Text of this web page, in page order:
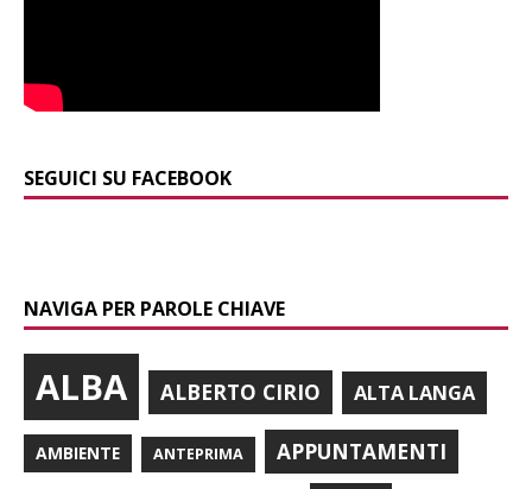
SEGUICI SU FACEBOOK
NAVIGA PER PAROLE CHIAVE
ALBA ALBERTO CIRIO ALTA LANGA
AMBIENTE ANTEPRIMA APPUNTAMENTI